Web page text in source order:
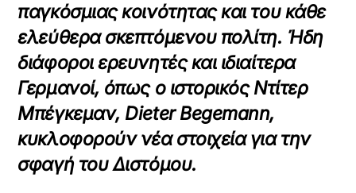
παγκόσμιας κοινότητας και του κάθε
ελεύθερα σκεπτόμενου πολίτη. Ήδη
διάφοροι ερευνητές και ιδιαίτερα
Γερμανοί, όπως ο ιστορικός Ντίτερ
Μπέγκεμαν, Dieter Begemann,
κυκλοφορούν νέα στοιχεία για την
σφαγή του Διστόμου.